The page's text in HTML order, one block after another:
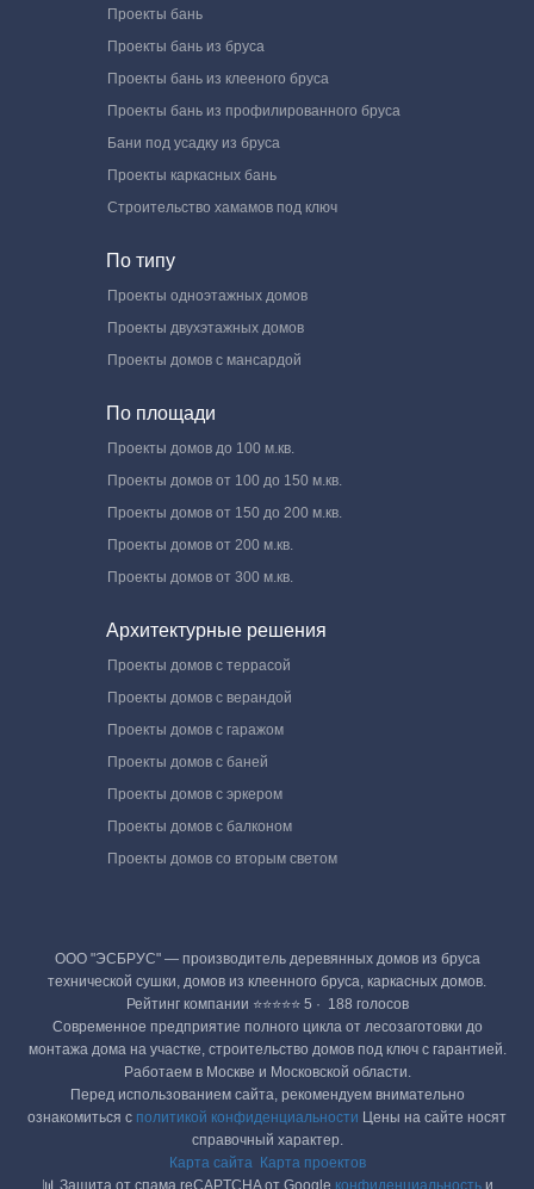
Проекты бань
Проекты бань из бруса
Проекты бань из клееного бруса
Проекты бань из профилированного бруса
Бани под усадку из бруса
Проекты каркасных бань
Строительство хамамов под ключ
По типу
Проекты одноэтажных домов
Проекты двухэтажных домов
Проекты домов с мансардой
По площади
Проекты домов до 100 м.кв.
Проекты домов от 100 до 150 м.кв.
Проекты домов от 150 до 200 м.кв.
Проекты домов от 200 м.кв.
Проекты домов от 300 м.кв.
Архитектурные решения
Проекты домов с террасой
Проекты домов с верандой
Проекты домов с гаражом
Проекты домов с баней
Проекты домов с эркером
Проекты домов с балконом
Проекты домов со вторым светом
ООО "ЭСБРУС" — производитель деревянных домов из бруса
технической сушки, домов из клеенного бруса, каркасных домов.
Рейтинг компании ⭐⭐⭐⭐⭐ 5 · ‎ 188 голосов
Современное предприятие полного цикла от лесозаготовки до
монтажа дома на участке, строительство домов под ключ с гарантией.
Работаем в Москве и Московской области.
Перед использованием сайта, рекомендуем внимательно
ознакомиться с политикой конфиденциальности Цены на сайте носят
справочный характер.
Карта сайта
Карта проектов
📊 Защита от спама reCAPTCHA от Google конфиденциальностьи